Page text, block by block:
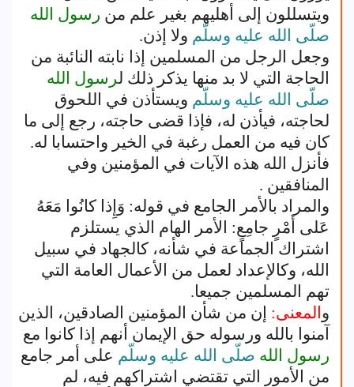
ويتسللون إلى أهليهم بغير علم من رسول الله
صلّى الله عليه وسلّم ولا إذن.
وجعل الرجل من المسلمين إذا نابته النائبة من
الحاجة التي لا بد منها يذكر ذلك لرسول الله
صلّى الله عليه وسلّم ويستأذن في اللحوق
لحاجته، فيأذن له، فإذا قضى حاجته، رجع إلى ما
كان فيه من العمل رغبة في الخير واحتسابا له.
فأنزل الله هذه الآيات في المؤمنين وفي
المنافقين .
والمراد بالأمر الجامع في قوله: وَإِذا كانُوا مَعَهُ
عَلى أَمْرٍ جامِعٍ: الأمر الهام الذي يستلزم
اشتراك الجماعة في شأنه، كالجهاد في سبيل
الله، وكالإعداد لعمل من الأعمال العامة التي
تهم المسلمين جميعا.
و المعنى: إن من شأن المؤمنين الصادقين، الذين
آمنوا بالله ورسوله حق الإيمان أنهم إذا كانوا مع
رسول الله صلّى الله عليه وسلّم على أمر جامع
من الأمور التي تقتضي اشتراكهم فيه، لم